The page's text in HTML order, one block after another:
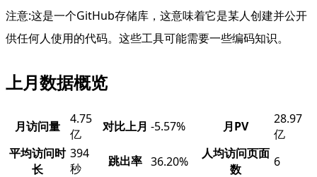
注意:这是一个GitHub存储库，这意味着它是某人创建并公开
供任何人使用的代码。这些工具可能需要一些编码知识。
上月数据概览
月访问量
4.75
亿
对比上月 -5.57% 月PV
28.97
亿
平均访问时
长
394
秒
跳出率 36.20%
人均访问页面
数
6